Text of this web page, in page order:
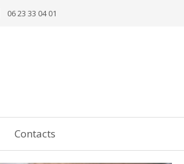
06 23 33 04 01
Contacts